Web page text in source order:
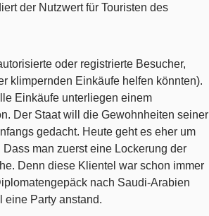
der Nutzwert für Touristen des
oder registrierte Besucher,
klimpernden Einkäufe helfen könnten).
Einkäufe unterliegen einem
Der Staat will die Gewohnheiten seiner
gedacht. Heute geht es eher um
man zuerst eine Lockerung der
Denn diese Klientel war schon immer
nach Saudi-Arabien
eine Party anstand.